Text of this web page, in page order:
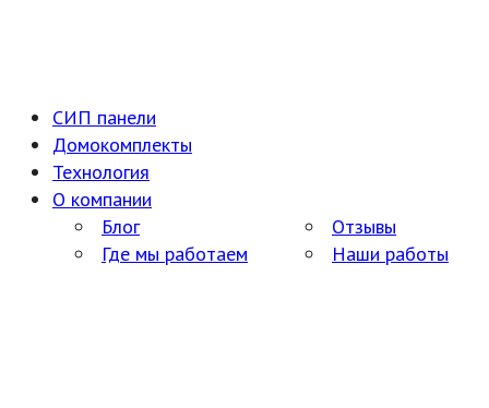
СИП панели
Домокомплекты
Технология
О компании
Блог
Где мы работаем
Отзывы
Наши работы